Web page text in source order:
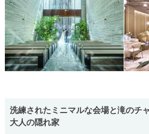
洗練されたミニマルな会場と滝のチ
大人の隠れ家